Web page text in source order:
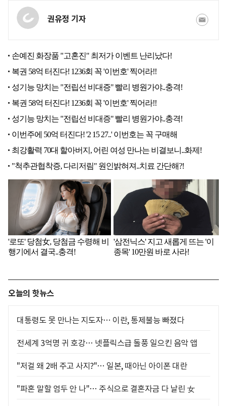
권유정 기자
오늘의 핫뉴스
대통령도 못 만나는 지도자… 이란, 통제불능 빠졌다
전세계 3억명 귀 호강… 넷플릭스급 돌풍 일으킨 음악 앱
"저걸 왜 2배 주고 사지?"… 일본, 때아닌 아이폰 대란
"파혼 말할 엄두 안 나"… 주식으로 결혼자금 다 날린 女